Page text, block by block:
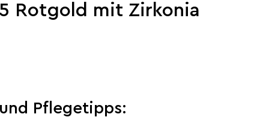
Rotgold mit Zirkonia
Pflegetipps: